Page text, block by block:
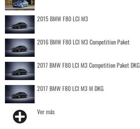
2015 BMW F80 LCI M3
2016 BMW F80 LCI M3 Competition Paket
2017 BMW F80 LCI M3 Competition Paket DKG
2017 BMW F80 LCI M3 M DKG
Ver más